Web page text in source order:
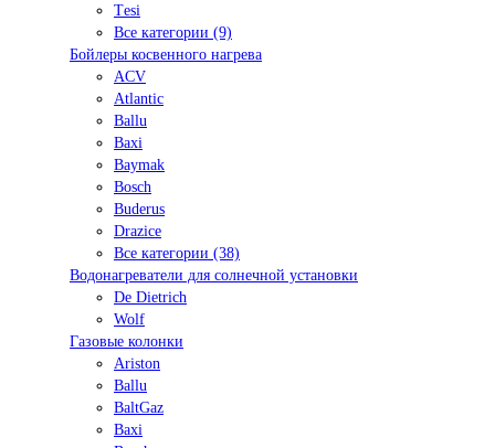
Tеsi
Все категории (9)
Бойлеры косвенного нагрева
ACV
Atlantic
Ballu
Baxi
Baymak
Bosch
Buderus
Drazice
Все категории (38)
Водонагреватели для солнечной установки
De Dietrich
Wolf
Газовые колонки
Ariston
Ballu
BaltGaz
Baxi